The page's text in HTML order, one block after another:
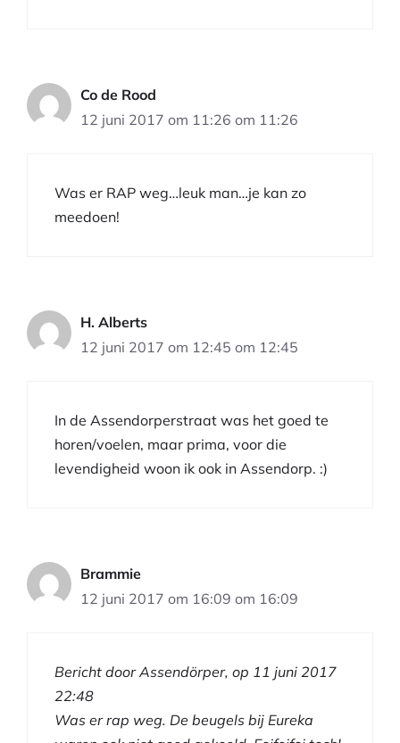
Co de Rood
12 juni 2017 om 11:26 om 11:26
Was er RAP weg…leuk man…je kan zo
meedoen!
H. Alberts
12 juni 2017 om 12:45 om 12:45
In de Assendorperstraat was het goed te
horen/voelen, maar prima, voor die
levendigheid woon ik ook in Assendorp. :)
Brammie
12 juni 2017 om 16:09 om 16:09
Bericht door Assendörper, op 11 juni 2017
22:48
Was er rap weg. De beugels bij Eureka